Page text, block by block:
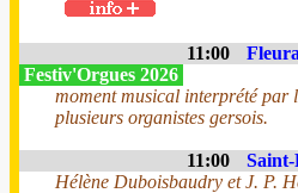
11:00
Festiv'Orgues 2026
moment musical interprété par
plusieurs organistes gersois.
11:00
Saint-
Hélène Duboisbaudry et J. P.